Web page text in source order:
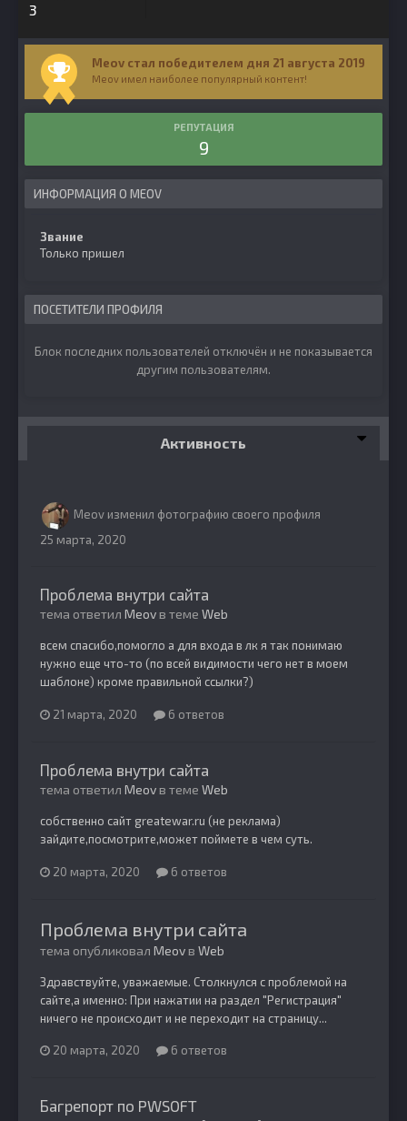
3
Meov стал победителем дня 21 августа 2019
Meov имел наиболее популярный контент!
РЕПУТАЦИЯ
9
ИНФОРМАЦИЯ О MEOV
Звание
Только пришел
ПОСЕТИТЕЛИ ПРОФИЛЯ
Блок последних пользователей отключён и не показывается
другим пользователям.
Активность
Meov изменил фотографию своего профиля
25 марта, 2020
Проблема внутри сайта
тема ответил Meovв теме Web
всем спасибо,помогло а для входа в лк я так понимаю
нужно еще что-то (по всей видимости чего нет в моем
шаблоне) кроме правильной ссылки?)
21 марта, 2020 6 ответов
Проблема внутри сайта
тема ответил Meovв теме Web
собственно сайт greatewar.ru (не реклама)
зайдите,посмотрите,может поймете в чем суть.
20 марта, 2020 6 ответов
Проблема внутри сайта
тема опубликовал Meovв Web
Здравствуйте, уважаемые. Столкнулся с проблемой на
сайте,а именно: При нажатии на раздел "Регистрация"
ничего не происходит и не переходит на страницу...
20 марта, 2020 6 ответов
Багрепорт по PWSOFT